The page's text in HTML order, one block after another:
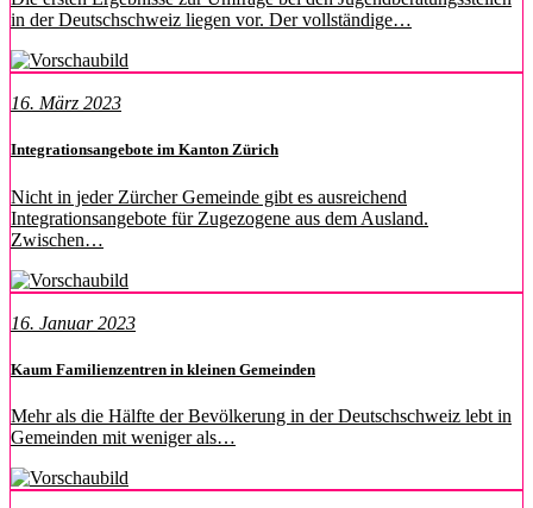
in der Deutschschweiz liegen vor. Der vollständige…
16. März 2023
Integrationsangebote im Kanton Zürich
Nicht in jeder Zürcher Gemeinde gibt es ausreichend
Integrationsangebote für Zugezogene aus dem Ausland.
Zwischen…
16. Januar 2023
Kaum Familienzentren in kleinen Gemeinden
Mehr als die Hälfte der Bevölkerung in der Deutschschweiz lebt in
Gemeinden mit weniger als…